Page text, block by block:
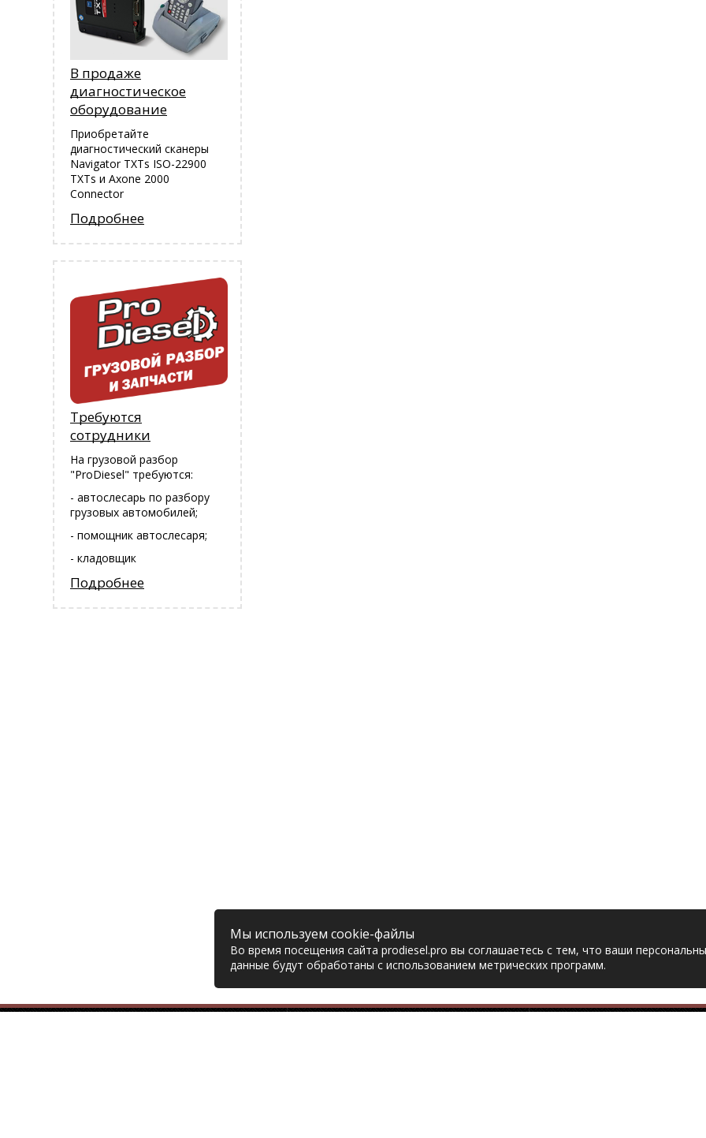
В продаже
диагностическое
оборудование
Приобретайте
диагностический сканеры
Navigator TXTs ISO-22900
TXTs и Аxone 2000
Connector
Подробнее
Требуются
сотрудники
На грузовой разбор
"ProDiesel" требуются:
- автослесарь по разбору
грузовых автомобилей;
- помощник автослесаря;
- кладовщик
Подробнее
Мы используем cookie-файлы
Во время посещения сайта prodiesel.pro вы соглашаетесь с тем, что ваши
данные будут обработаны с использованием метрических программ.